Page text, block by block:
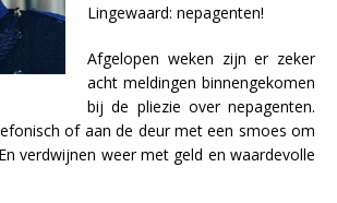
Lingewaard: nepagenten!
Afgelopen weken zijn er zeker
acht meldingen binnengekomen
bij de pliezie over nepagenten.
of aan de deur met een smoes om
verdwijnen weer met geld en waardevolle